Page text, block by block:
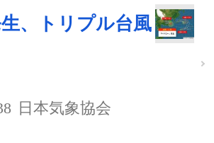
、トリプル台風
日本気象協会